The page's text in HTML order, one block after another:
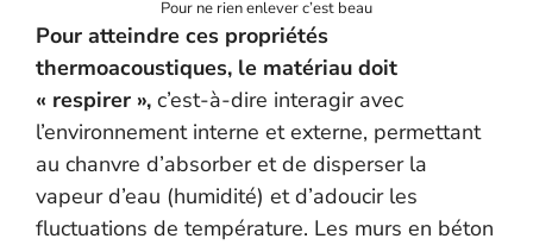
Pour ne rien enlever c’est beau
Pour atteindre ces propriétés
thermoacoustiques, le matériau doit
« respirer », c’est-à-dire interagir avec
l’environnement interne et externe, permettant
au chanvre d’absorber et de disperser la
vapeur d’eau (humidité) et d’adoucir les
fluctuations de température. Les murs en béton